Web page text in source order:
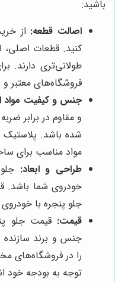
باشید:
اصالت قطعه: از
کنید. قطعات اصلی،
طولانی‌تری دارند.
فروشگاه‌های معتبر
جنس و کیفیت مواد
و مقاوم در برابر
مواد مناسب برای
طراحی و ابعاد:
خودروی شما باشد.
جلو پنجره با
قیمت:
جنس و برند
را در فروشگاه‌های
توجه به بودجه خود